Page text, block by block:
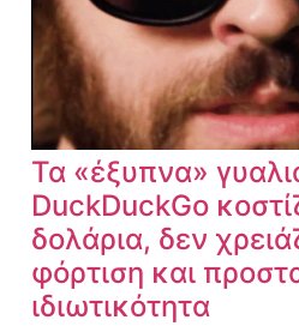
Τα «έξυπνα»
DuckDuckGo
δολάρια, δεν
φόρτιση και
ιδιωτικότητα